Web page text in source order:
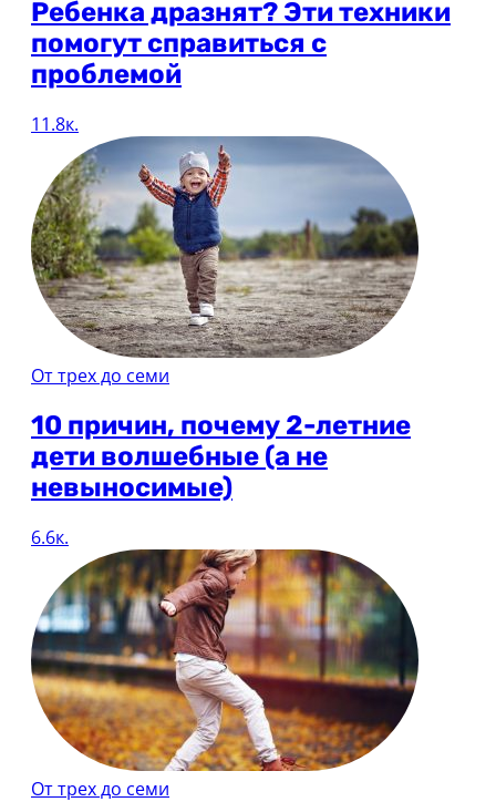
Ребенка дразнят? Эти техники
помогут справиться с
проблемой
11.8к.
От трех до семи
10 причин, почему 2-летние
дети волшебные (а не
невыносимые)
6.6к.
От трех до семи